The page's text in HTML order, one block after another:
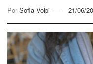
Por Sofia Volpi 21/06/